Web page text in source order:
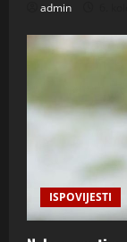
admin
ISPOVIJESTI